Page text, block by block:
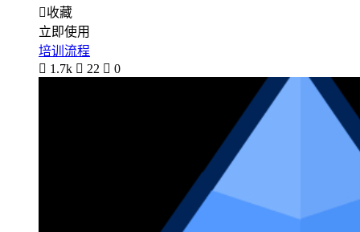
收藏
立即使用
培训流程
 1.7k  22  0